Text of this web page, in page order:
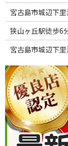
宮古島市城辺下
狭山ヶ丘駅徒歩
宮古島市城辺下